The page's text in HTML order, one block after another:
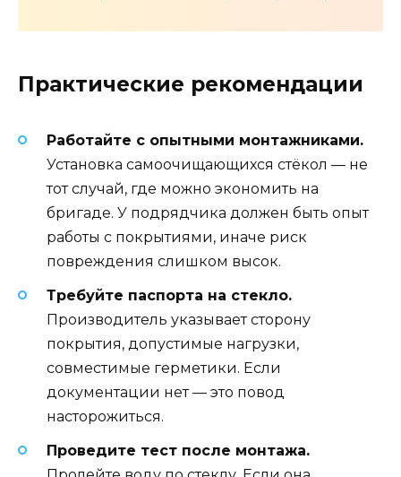
Практические рекомендации
Работайте с опытными монтажниками.
Установка самоочищающихся стёкол — не
тот случай, где можно экономить на
бригаде. У подрядчика должен быть опыт
работы с покрытиями, иначе риск
повреждения слишком высок.
Требуйте паспорта на стекло.
Производитель указывает сторону
покрытия, допустимые нагрузки,
совместимые герметики. Если
документации нет — это повод
насторожиться.
Проведите тест после монтажа.